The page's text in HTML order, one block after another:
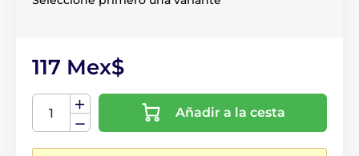
117 Mex$
Añadir a la cesta